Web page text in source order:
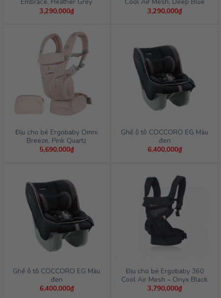
Embrace, Heather Grey
3,290,000₫
Cool Air Mesh, Deep Blue
3,290,000₫
Địu cho bé Ergobaby Omni
Breeze, Pink Quartz
5,690,000₫
Ghế ô tô COCCORO EG Màu
đen
6,400,000₫
Ghế ô tô COCCORO EG Màu
đen
6,400,000₫
Địu cho bé Ergobaby 360
Cool Air Mesh – Onyx Black
3,790,000₫